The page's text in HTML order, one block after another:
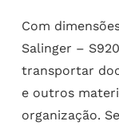
Com
Salinger –
transportar
e outros
organização.